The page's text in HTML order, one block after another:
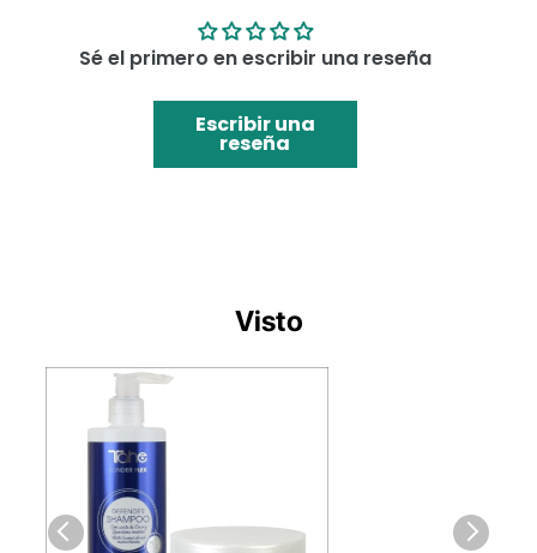
Sé el primero en escribir una reseña
Escribir una
reseña
Visto